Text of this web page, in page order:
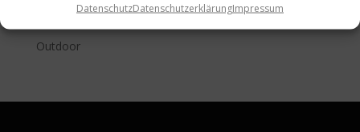
DatenschutzDatenschutzerklärungImpressum
Outdoor